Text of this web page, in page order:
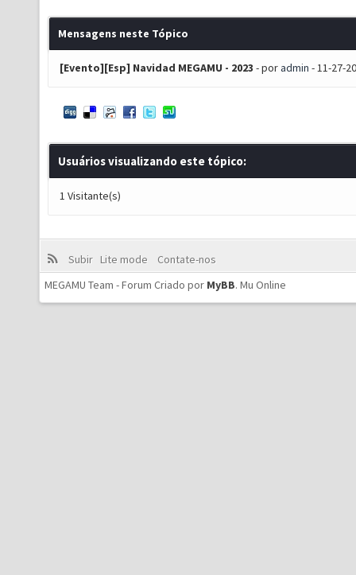
Mensagens neste Tópico
[Evento][Esp] Navidad MEGAMU - 2023 - poradmin - 11-27-
Usuários visualizando este tópico:
1 Visitante(s)
Subir Lite mode
Contate-nos
MEGAMU Team - Forum Criado por MyBB. Mu Online